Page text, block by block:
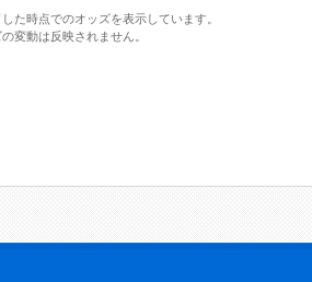
た時点でのオッズを表示しています。
変動は反映されません。